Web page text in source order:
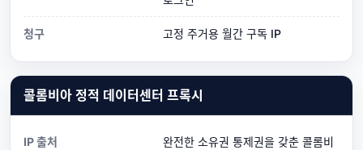
청구 고정 주거용 월간 구독 IP
콜롬비아 정적 데이터센터 프록시
IP 출처
완전한 소유권 통제권을 갖춘 콜롬비